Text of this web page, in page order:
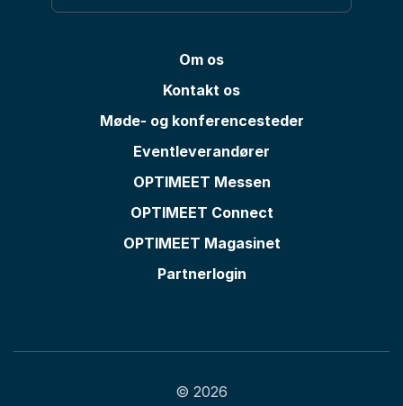
Om os
Kontakt os
Møde- og konferencesteder
Eventleverandører
OPTIMEET Messen
OPTIMEET Connect
OPTIMEET Magasinet
Partnerlogin
© 2026